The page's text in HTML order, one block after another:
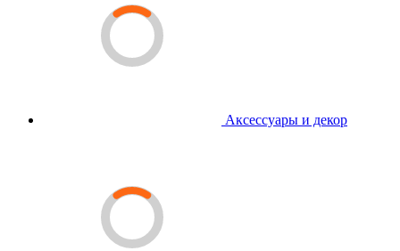
Аксессуары и декор